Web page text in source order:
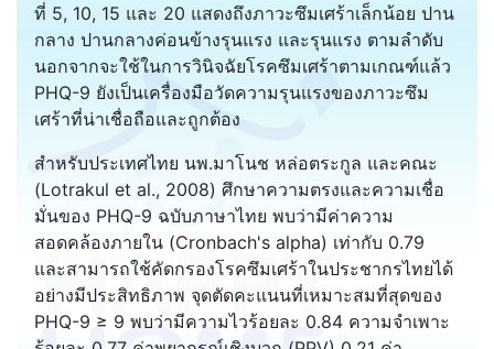
ที่ 5, 10, 15 และ 20 แสดงถึงภาวะซึมเศร้าเล็กน้อย ปาน
กลาง ปานกลางค่อนข้างรุนแรง และรุนแรง ตามลำดับ
นอกจากจะใช้ในการวินิจฉัยโรคซึมเศร้าตามเกณฑ์แล้ว
PHQ-9 ยังเป็นเครื่องมือวัดความรุนแรงของภาวะซึม
เศร้าที่น่าเชื่อถือและถูกต้อง
สำหรับประเทศไทย นพ.มาโนช หล่อตระกูล และคณะ
(Lotrakul et al., 2008) ศึกษาความตรงและความเชื่อ
มั่นของ PHQ-9 ฉบับภาษาไทย พบว่ามีค่าความ
สอดคล้องภายใน (Cronbach's alpha) เท่ากับ 0.79
และสามารถใช้คัดกรองโรคซึมเศร้าในประชากรไทยได้
อย่างมีประสิทธิภาพ จุดตัดคะแนนที่เหมาะสมที่สุดของ
PHQ-9 ≥ 9 พบว่ามีความไวร้อยละ 0.84 ความจำเพาะ